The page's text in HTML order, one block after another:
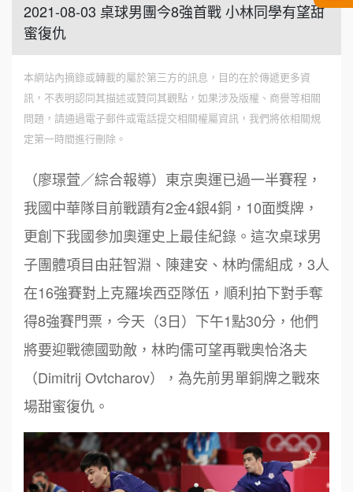
2021-08-03 桌球男團今8強首戰 小林同學有望甜
蜜復仇
本網站內摘錄或轉載的屬於第三方的訊息，目的在於傳遞更多資
訊，不表明認同其描述或贊同其觀點，如果涉及版權、商譽等相關
問題，請通過電子郵件或電話提交相關權屬資訊，我們將依相關規
定第一時間進行刪除。
（廖璟萓／綜合報導）東京奧運已過一半賽程，
我國中華隊目前戰蹟有2金4銀4銅，10面獎牌，
更創下我國參加奧運史上最佳紀錄。這次桌球男
子團體項目由莊智淵、陳建安、林昀儒組成，3人
在16強賽對上克羅埃西亞隊伍，順利拍下對手奪
得8強賽門票，今天（3日）下午1點30分，他們
將要迎戰德國勁敵，林昀儒可望再戰奧恰洛夫
（Dimitrij Ovtcharov），為先前男單銅牌之戰來
場甜蜜復仇。